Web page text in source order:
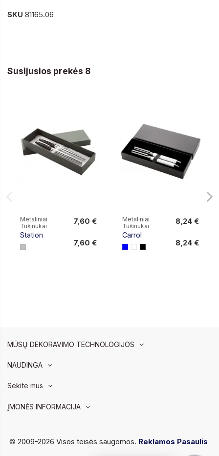
SKU 81165.06
Susijusios prekės 8
Metaliniai
Tušinukai
Station
7,60 €
7,60 €
Metaliniai
Tušinukai
Carrol
8,24 €
8,24 €
MŪSŲ DEKORAVIMO TECHNOLOGIJOS
NAUDINGA
Sekite mus
ĮMONĖS INFORMACIJA
© 2009-2026 Visos teisės saugomos. Reklamos Pasaulis